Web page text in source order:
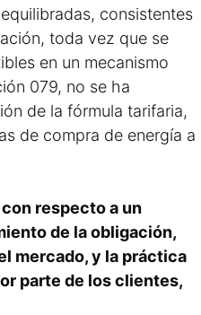
consistentes
toda vez que se
en un mecanismo
079, no se ha
de la fórmula tarifaria,
de compra de energía a
respecto a un
de la obligación,
mercado, y la práctica
parte de los clientes,